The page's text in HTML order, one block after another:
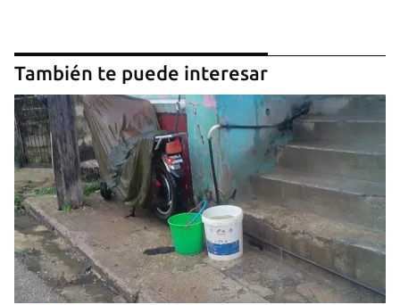
También te puede interesar